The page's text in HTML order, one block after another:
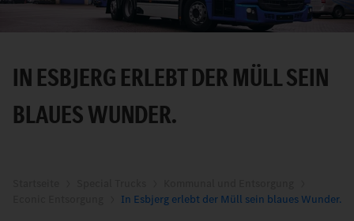
Service
Deutsch
IN ESBJERG ERLEBT DER MÜLL SEIN
BLAUES WUNDER.
In Esbjerg erlebt der Müll sein blaues Wunder.